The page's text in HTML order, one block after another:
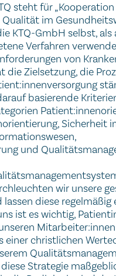
steht für
im
KTQ-GmbH selbst, als
Verfahren
von
die Zielsetzung, die
basierende
Sicherheit
und
wir unsere
diese regelmäßig
ist es wichtig,
einer christlichen
Strategie